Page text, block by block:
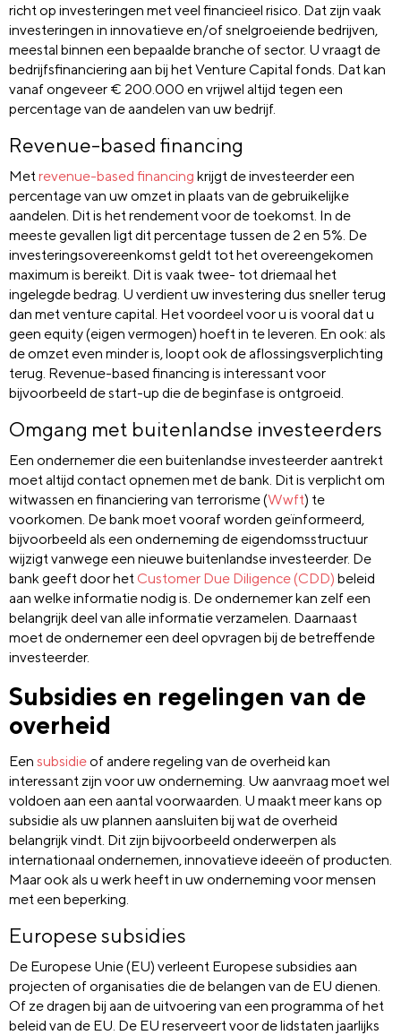
richt op investeringen met veel financieel risico. Dat zijn vaak
investeringen in innovatieve en/of snelgroeiende bedrijven,
meestal binnen een bepaalde branche of sector. U vraagt de
bedrijfsfinanciering aan bij het Venture Capital fonds. Dat kan
vanaf ongeveer € 200.000 en vrijwel altijd tegen een
percentage van de aandelen van uw bedrijf.
Revenue-based financing
Metrevenue-based financing krijgt de investeerder een
percentage van uw omzet in plaats van de gebruikelijke
aandelen. Dit is het rendement voor de toekomst. In de
meeste gevallen ligt dit percentage tussen de 2 en 5%. De
investeringsovereenkomst geldt tot het overeengekomen
maximum is bereikt. Dit is vaak twee- tot driemaal het
ingelegde bedrag. U verdient uw investering dus sneller terug
dan met venture capital. Het voordeel voor u is vooral dat u
geen equity (eigen vermogen) hoeft in te leveren. En ook: als
de omzet even minder is, loopt ook de aflossingsverplichting
terug. Revenue-based financing is interessant voor
bijvoorbeeld de start-up die de beginfase is ontgroeid.
Omgang met buitenlandse investeerders
Een ondernemer die een buitenlandse investeerder aantrekt
moet altijd contact opnemen met de bank. Dit is verplicht om
witwassen en financiering van terrorisme (Wwft) te
voorkomen. De bank moet vooraf worden geïnformeerd,
bijvoorbeeld als een onderneming de eigendomsstructuur
wijzigt vanwege een nieuwe buitenlandse investeerder. De
bank geeft door het Customer Due Diligence (CDD) beleid
aan welke informatie nodig is. De ondernemer kan zelf een
belangrijk deel van alle informatie verzamelen. Daarnaast
moet de ondernemer een deel opvragen bij de betreffende
investeerder.
Subsidies en regelingen van de
overheid
Een subsidieof andere regeling van de overheid kan
interessant zijn voor uw onderneming. Uw aanvraag moet wel
voldoen aan een aantal voorwaarden. U maakt meer kans op
subsidie als uw plannen aansluiten bij wat de overheid
belangrijk vindt. Dit zijn bijvoorbeeld onderwerpen als
internationaal ondernemen, innovatieve ideeën of producten.
Maar ook als u werk heeft in uw onderneming voor mensen
met een beperking.
Europese subsidies
De Europese Unie (EU) verleent Europese subsidies aan
projecten of organisaties die de belangen van de EU dienen.
Of ze dragen bij aan de uitvoering van een programma of het
beleid van de EU. De EU reserveert voor de lidstaten jaarlijks